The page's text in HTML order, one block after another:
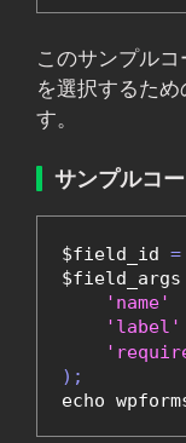
このサンプル
を選択するた
す。
サンプルコ
$field_id =
$field_args
'name'
'label'
);
echo